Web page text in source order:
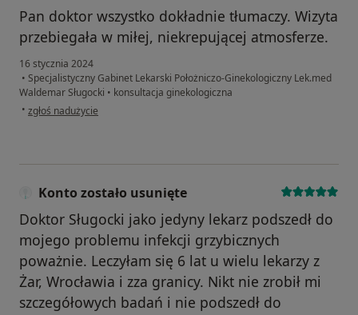
Pan doktor wszystko dokładnie tłumaczy. Wizyta
przebiegała w miłej, niekrepującej atmosferze.
16 stycznia 2024
• Specjalistyczny Gabinet Lekarski Położniczo-Ginekologiczny Lek.med
Waldemar Sługocki • konsultacja ginekologiczna
• w opinii użytkownika Jadwiga
zgłoś nadużycie
Konto zostało usunięte
Doktor Sługocki jako jedyny lekarz podszedł do
mojego problemu infekcji grzybicznych
poważnie. Leczyłam się 6 lat u wielu lekarzy z
Żar, Wrocławia i zza granicy. Nikt nie zrobił mi
szczegółowych badań i nie podszedł do